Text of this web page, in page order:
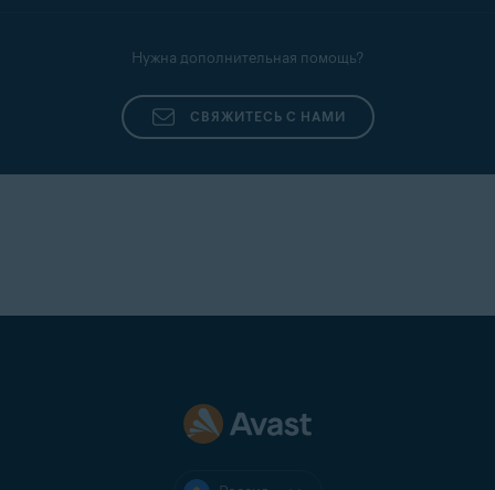
Нужна дополнительная помощь?
СВЯЖИТЕСЬ С НАМИ